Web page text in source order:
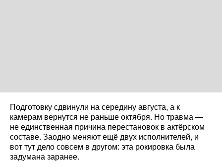
Подготовку сдвинули на середину августа, а к
камерам вернутся не раньше октября. Но травма —
не единственная причина перестановок в актёрском
составе. Заодно меняют ещё двух исполнителей, и
вот тут дело совсем в другом: эта рокировка была
задумана заранее.